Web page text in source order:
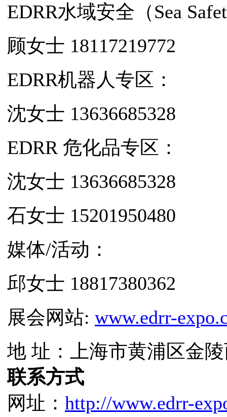
EDRR水域安全（Sea
顾女士 18117219772
EDRR机器人专区：
沈女士 13636685328
EDRR 危化品专区：
沈女士 13636685328
石女士 15201950480
媒体/活动：
邱女士 18817380362
展会网站: www.edrr-
地 址：上海市黄浦区金
联系方式
网址： http://www.edrr-